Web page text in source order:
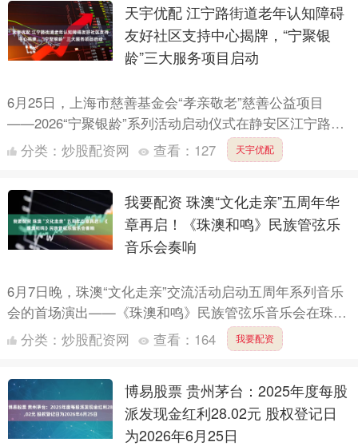
天宇优配 江宁路街道老年认知障碍
友好社区支持中心揭牌，“宁聚银
龄”三大服务项目启动
6月25日，上海市慈善基金会“孝亲敬老”慈善公益项目
——2026“宁聚银龄”系列活动启动仪式在静安区江宁路街
道举行。仪式上，江宁路街道老年认知障碍友好社区支持
分类： 炒股配资网 查看： 127 天宇优配
我要配资 珠澳“文化走亲”五周年华
章再启！《珠澳和鸣》民族管弦乐
音乐会奏响
6月7日晚，珠澳“文化走亲”交流活动启动五周年系列音乐
会的首场演出——《珠澳和鸣》民族管弦乐音乐会在珠海
大剧院圆满上演。本场音乐会由澳门文化局、中共珠海市
分类： 炒股配资网 查看： 164 我要配资
博易股票 贵州茅台：2025年度每股
派发现金红利28.02元 股权登记日
为2026年6月25日